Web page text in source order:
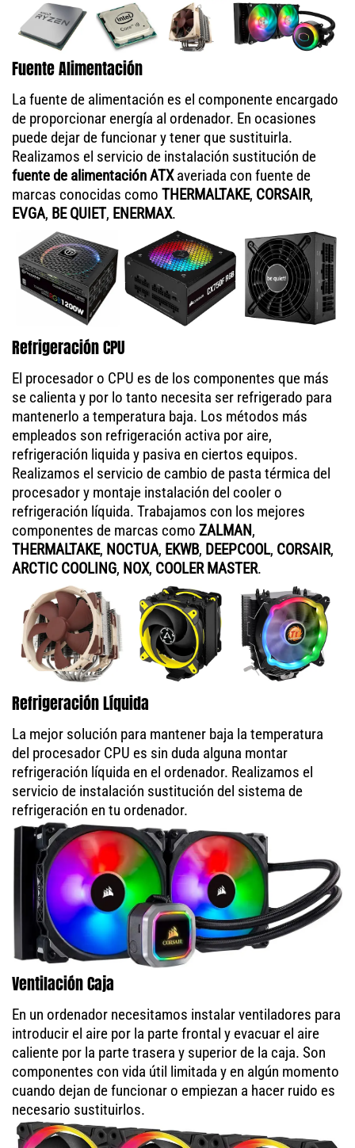
Fuente Alimentación
La fuente de alimentación es el componente encargado
de proporcionar energía al ordenador. En ocasiones
puede dejar de funcionar y tener que sustituirla.
Realizamos el servicio de instalación sustitución de
fuente de alimentación ATXaveriada con fuente de
marcas conocidas como THERMALTAKE, CORSAIR,
EVGA, BE QUIET, ENERMAX.
Refrigeración CPU
El procesador o CPU es de los componentes que más
se calienta y por lo tanto necesita ser refrigerado para
mantenerlo a temperatura baja. Los métodos más
empleados son refrigeración activa por aire,
refrigeración liquida y pasiva en ciertos equipos.
Realizamos el servicio de cambio de pasta térmica del
procesador y montaje instalación del cooler o
refrigeración líquida. Trabajamos con los mejores
componentes de marcas como ZALMAN,
THERMALTAKE, NOCTUA, EKWB, DEEPCOOL, CORSAIR,
ARCTIC COOLING, NOX, COOLER MASTER.
Refrigeración Líquida
La mejor solución para mantener baja la temperatura
del procesador CPU es sin duda alguna montar
refrigeración líquida en el ordenador. Realizamos el
servicio de instalación sustitución del sistema de
refrigeración en tu ordenador.
Ventilación Caja
En un ordenador necesitamos instalar ventiladores para
introducir el aire por la parte frontal y evacuar el aire
caliente por la parte trasera y superior de la caja. Son
componentes con vida útil limitada y en algún momento
cuando dejan de funcionar o empiezan a hacer ruido es
necesario sustituirlos.